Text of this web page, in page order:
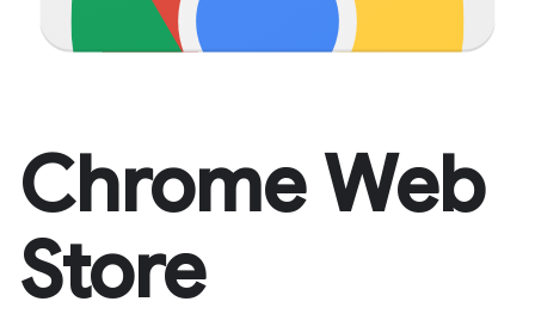
Chrome Web
Store